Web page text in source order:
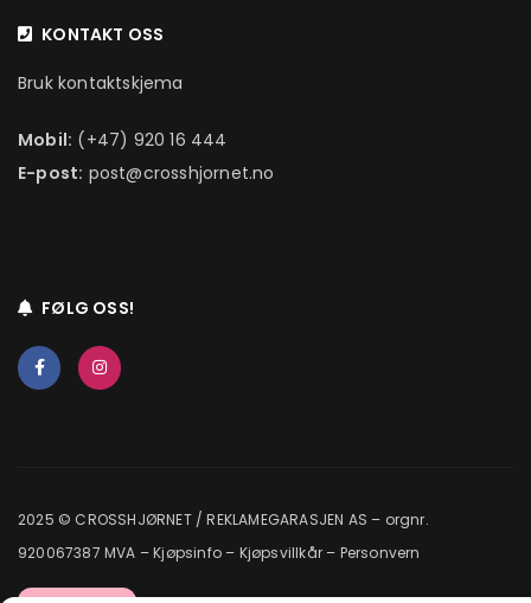
KONTAKT OSS
Bruk kontaktskjema
Mobil: (+47) 920 16 444
E-post: post@crosshjornet.no
FØLG OSS!
2025 © CROSSHJØRNET / REKLAMEGARASJEN AS – orgnr.
920067387 MVA –Kjøpsinfo – Kjøpsvillkår – Personvern